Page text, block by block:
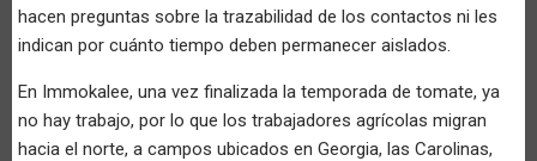
hacen preguntas sobre la trazabilidad de los contactos ni les
indican por cuánto tiempo deben permanecer aislados.
En Immokalee, una vez finalizada la temporada de tomate, ya
no hay trabajo, por lo que los trabajadores agrícolas migran
hacia el norte, a campos ubicados en Georgia, las Carolinas,